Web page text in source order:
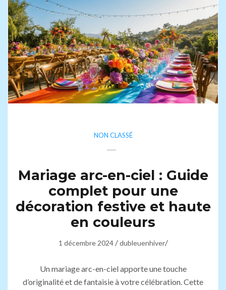
NON CLASSÉ
Mariage arc-en-ciel : Guide
complet pour une
décoration festive et haute
en couleurs
1 décembre 2024/dubleuenhiver/
Un mariage arc-en-ciel apporte une touche
d’originalité et de fantaisie à votre célébration. Cette